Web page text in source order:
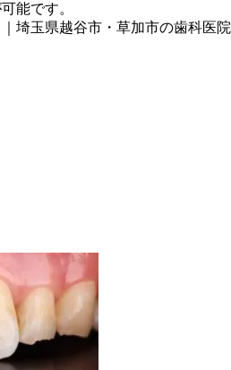
能です。
埼玉県越谷市・草加市の歯科医院